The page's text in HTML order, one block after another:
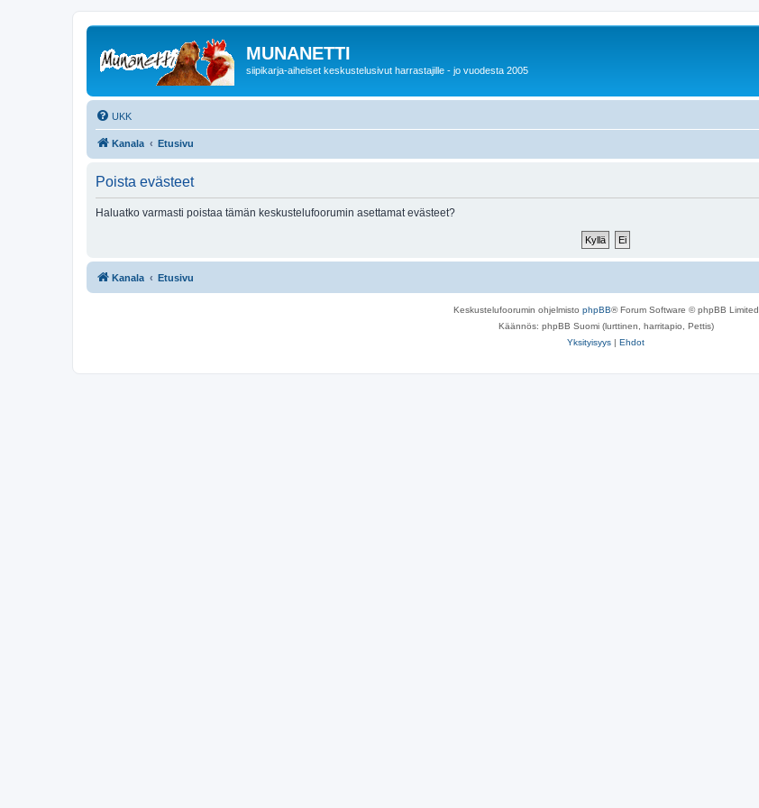
MUNANETTI
siipikarja-aiheiset keskustelusivut harrastajille - jo vuodesta 2005
UKK
Kanala Etusivu
Poista evästeet
Haluatko varmasti poistaa tämän keskustelufoorumin asettamat evästeet?
Kanala Etusivu
Keskustelufoorumin ohjelmisto phpBB® Forum Software © phpBB Limited
Käännös: phpBB Suomi (lurttinen, harritapio, Pettis)
Yksityisyys | Ehdot